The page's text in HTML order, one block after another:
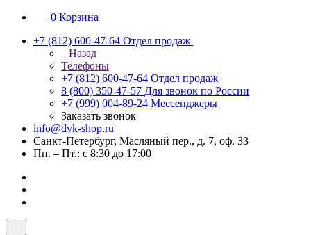
0 Корзина
+7 (812) 600-47-64 Отдел продаж
Назад
Телефоны
+7 (812) 600-47-64 Отдел продаж
8 (800) 350-47-57 Для звонок по России
+7 (999) 004-89-24 Мессенджеры
Заказать звонок
info@dvk-shop.ru
Санкт-Петербург, Масляный пер., д. 7, оф. 33
Пн. – Пт.: с 8:30 до 17:00